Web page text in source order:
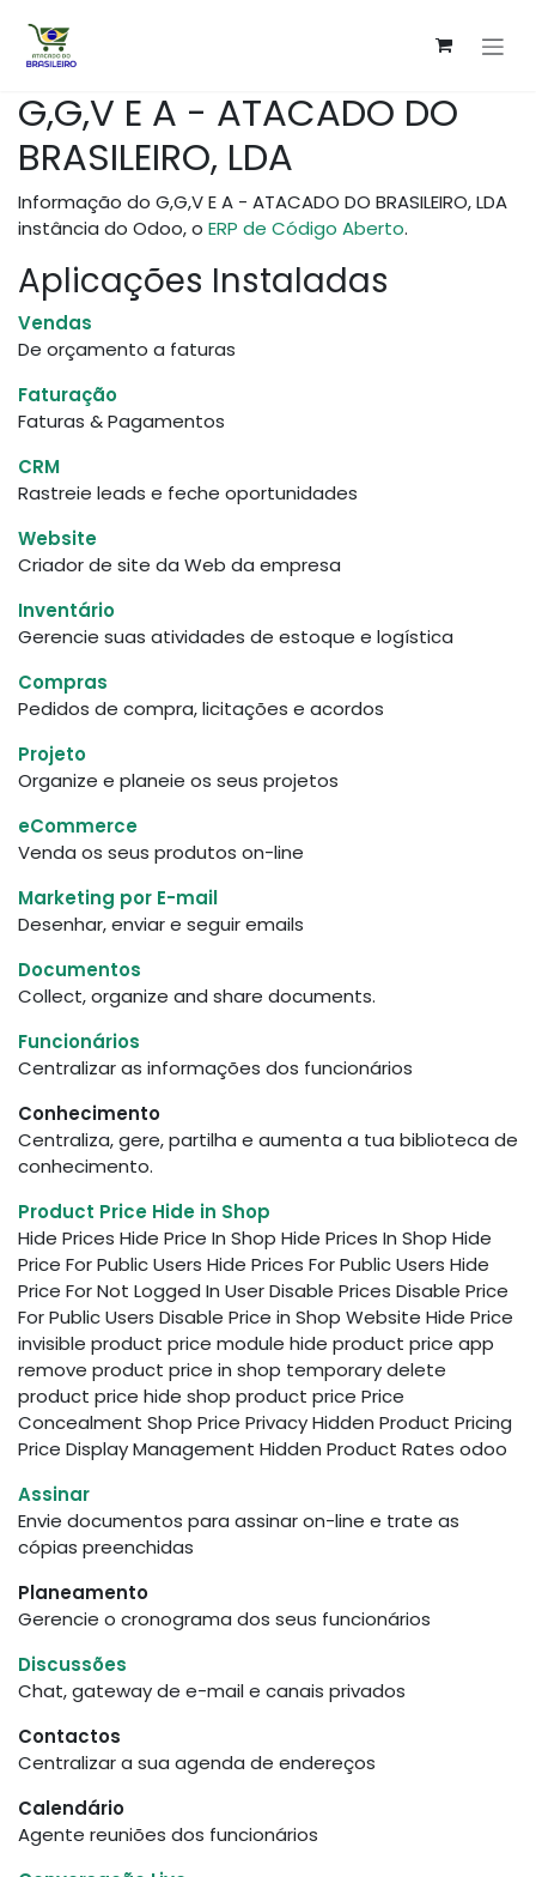
G,G,V E A - ATACADO DO
BRASILEIRO, LDA
Informação do G,G,V E A - ATACADO DO BRASILEIRO, LDA
instância do Odoo, o ERP de Código Aberto.
Aplicações Instaladas
Vendas
De orçamento a faturas
Faturação
Faturas & Pagamentos
CRM
Rastreie leads e feche oportunidades
Website
Criador de site da Web da empresa
Inventário
Gerencie suas atividades de estoque e logística
Compras
Pedidos de compra, licitações e acordos
Projeto
Organize e planeie os seus projetos
eCommerce
Venda os seus produtos on-line
Marketing por E-mail
Desenhar, enviar e seguir emails
Documentos
Collect, organize and share documents.
Funcionários
Centralizar as informações dos funcionários
Conhecimento
Centraliza, gere, partilha e aumenta a tua biblioteca de
conhecimento.
Product Price Hide in Shop
Hide Prices Hide Price In Shop Hide Prices In Shop Hide
Price For Public Users Hide Prices For Public Users Hide
Price For Not Logged In User Disable Prices Disable Price
For Public Users Disable Price in Shop Website Hide Price
invisible product price module hide product price app
remove product price in shop temporary delete
product price hide shop product price Price
Concealment Shop Price Privacy Hidden Product Pricing
Price Display Management Hidden Product Rates odoo
Assinar
Envie documentos para assinar on-line e trate as
cópias preenchidas
Planeamento
Gerencie o cronograma dos seus funcionários
Discussões
Chat, gateway de e-mail e canais privados
Contactos
Centralizar a sua agenda de endereços
Calendário
Agente reuniões dos funcionários